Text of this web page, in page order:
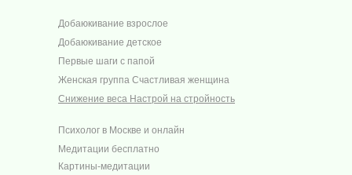
Добаюкивание взрослое
Добаюкивание детское
Первые шаги с папой
Женская группа Счастливая женщина
Снижение веса Настрой на стройность
Психолог в Москве и онлайн
Медитации бесплатно
Картины-медитации